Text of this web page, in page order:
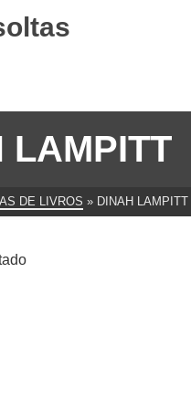
LAMPITT
DE LIVROS » DINAH LAMPITT